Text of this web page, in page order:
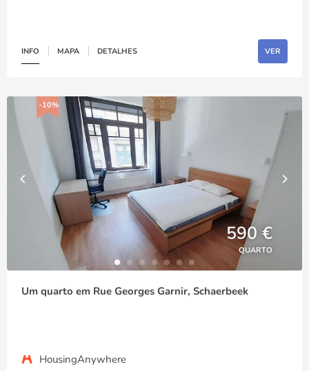
INFO MAPA DETALHES VER
-10%
590 €
QUARTO
Um quarto em Rue Georges Garnir, Schaerbeek
HousingAnywhere